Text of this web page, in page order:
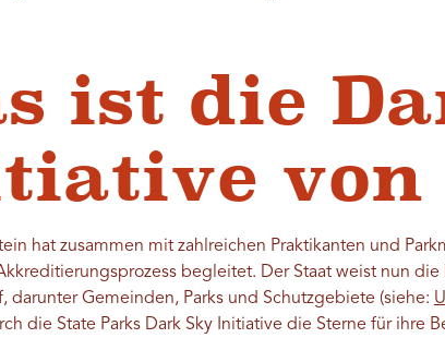
ist die
von
hat zusammen mit zahlreichen Praktikanten und
begleitet. Der Staat weist nun
darunter Gemeinden, Parks und Schutzgebiete (siehe:
die State Parks Dark Sky Initiative die Sterne für ihre